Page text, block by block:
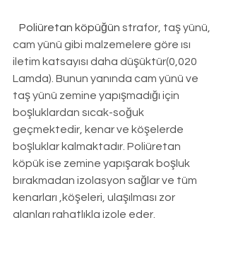
Poliüretan köpüğün strafor, taş yünü,
cam yünü gibi malzemelere göre ısı
iletim katsayısı daha düşüktür(0,020
Lamda). Bunun yanında cam yünü ve
taş yünü zemine yapışmadığı için
boşluklardan sıcak-soğuk
geçmektedir, kenar ve köşelerde
boşluklar kalmaktadır. Poliüretan
köpük ise zemine yapışarak boşluk
bırakmadan izolasyon sağlar ve tüm
kenarları ,köşeleri, ulaşılması zor
alanları rahatlıkla izole eder.